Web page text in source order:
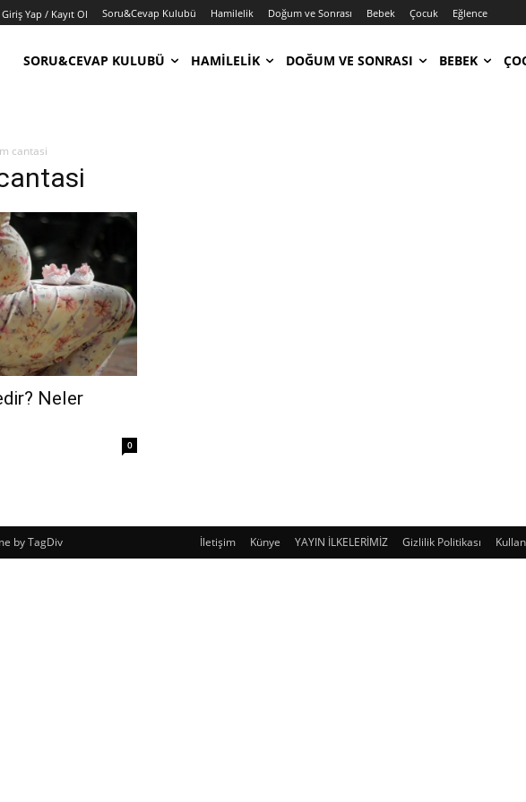
Giriş Yap / Kayıt Ol Soru&Cevap Kulubü Hamilelik Doğum ve Sonrası Bebek Çocuk Eğlence
SORU&CEVAP KULUBÜ HAMILELIK DOĞUM VE SONRASI BEBEK
cantasi
Neler
0
İletişim Künye YAYIN İLKELERİMİZ Gizlilik Politikası
by TagDiv